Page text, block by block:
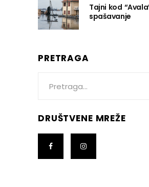
Tajni kod
spašavanje
PRETRAGA
DRUŠTVENE MREŽE